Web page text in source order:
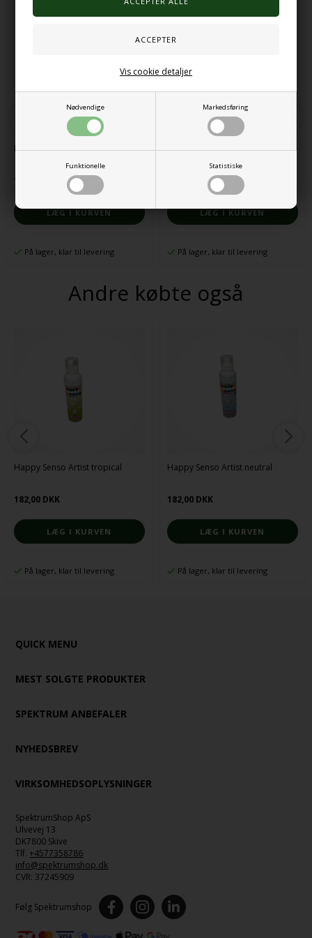
Nødvendige Markedsføring
Funktionelle Statistiske
Vis cookie detaljer
Fejekost
103,00 DKK
På lager, klar til levering
Opdagelsessæt
866,00 DKK
På lager, klar til levering
Andre købte også
Happy Senso Artist tropical
182,00 DKK
På lager, klar til levering
Happy Senso Artist neutral
182,00 DKK
På lager, klar til levering
QUICK MENU
MEST SOLGTE PRODUKTER
SPEKTRUM ANBEFALER
NYHEDSBREV
VIRKSOMHEDSOPLYSNINGER
SpektrumShop ApS
Ulvevej 13
DK7800 Skive
Tlf. +4577358786
info@spektrumshop.dk
CVR: 37245909
Følg Spektrumshop